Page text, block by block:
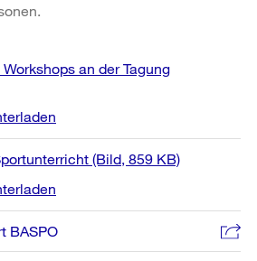
an der Tagung
(Bild, 859 KB)
BASPO